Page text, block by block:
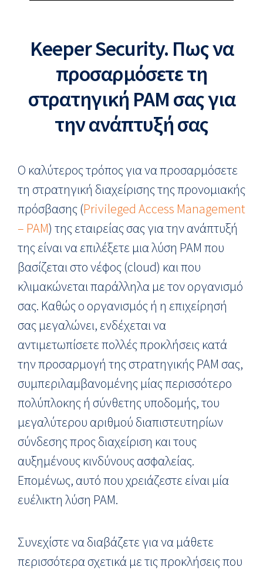
Keeper Security. Πως να
προσαρμόσετε τη
στρατηγική PAM σας για
την ανάπτυξή σας
Ο καλύτερος τρόπος για να προσαρμόσετε
τη στρατηγική διαχείρισης της προνομιακής
πρόσβασης (Privileged Access Management
– PAM) της εταιρείας σας για την ανάπτυξή
της είναι να επιλέξετε μια λύση PAM που
βασίζεται στο νέφος (cloud) και που
κλιμακώνεται παράλληλα με τον οργανισμό
σας. Καθώς ο οργανισμός ή η επιχείρησή
σας μεγαλώνει, ενδέχεται να
αντιμετωπίσετε πολλές προκλήσεις κατά
την προσαρμογή της στρατηγικής PAM σας,
συμπεριλαμβανομένης μίας περισσότερο
πολύπλοκης ή σύνθετης υποδομής, του
μεγαλύτερου αριθμού διαπιστευτηρίων
σύνδεσης προς διαχείριση και τους
αυξημένους κινδύνους ασφαλείας.
Επομένως, αυτό που χρειάζεστε είναι μία
ευέλικτη λύση PAM.
Συνεχίστε να διαβάζετε για να μάθετε
περισσότερα σχετικά με τις προκλήσεις που